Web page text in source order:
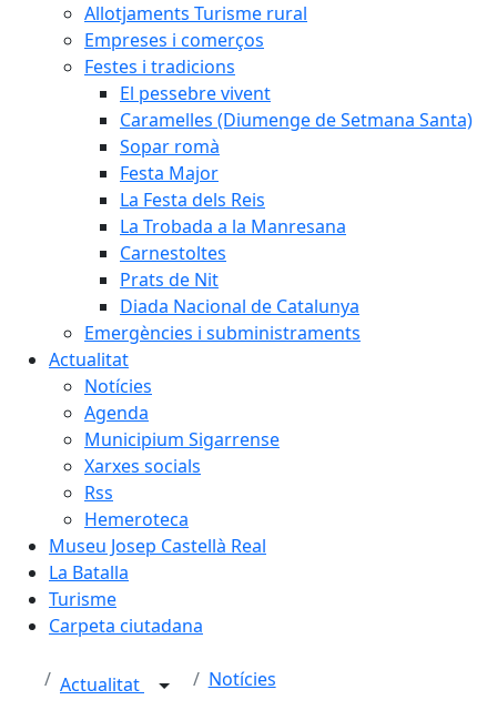
Allotjaments Turisme rural
Empreses i comerços
Festes i tradicions
El pessebre vivent
Caramelles (Diumenge de Setmana Santa)
Sopar romà
Festa Major
La Festa dels Reis
La Trobada a la Manresana
Carnestoltes
Prats de Nit
Diada Nacional de Catalunya
Emergències i subministraments
Actualitat
Notícies
Agenda
Municipium Sigarrense
Xarxes socials
Rss
Hemeroteca
Museu Josep Castellà Real
La Batalla
Turisme
Carpeta ciutadana
Actualitat Notícies